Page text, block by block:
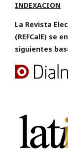
INDEXACION
La Revista
(REFCalE) se
siguientes